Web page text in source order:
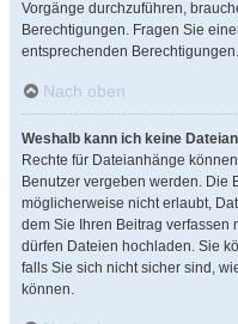
Vorgänge durchzuführen,
Berechtigungen. Fragen Sie
entsprechenden Berechtigungen.
Nach oben
Weshalb kann ich keine
Rechte für Dateianhänge
Benutzer vergeben werden. Die
möglicherweise nicht erlaubt,
dem Sie Ihren Beitrag verfassen
dürfen Dateien hochladen. Sie
falls Sie sich nicht sicher sind,
können.